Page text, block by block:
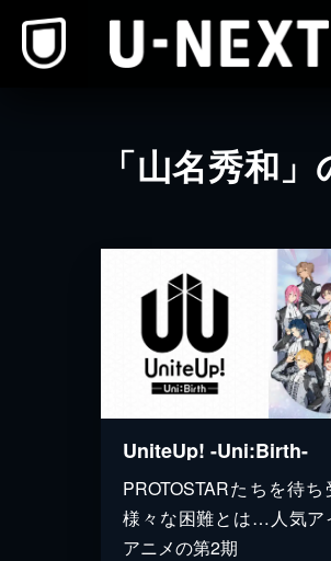
「山名秀和
UniteUp! -Uni:Birth-
PROTOSTARたちを待ち
様々な困難とは…人気ア
アニメの第2期